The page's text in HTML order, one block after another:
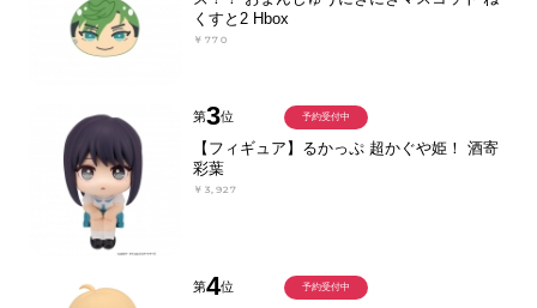
くすと2 Hbox
￥770
第3位
【フィギュア】るかっぷ 超かぐや姫！ 酒寄
彩葉
￥3,927
予約受付中
第4位 予約受付中